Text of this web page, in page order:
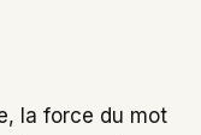
la force du mot